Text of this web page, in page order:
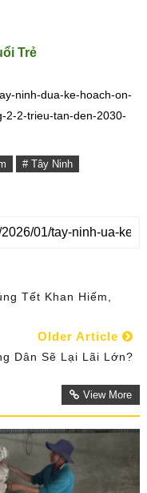
Trẻ
ninh-dua-ke-hoach-on-
2-2-trieu-tan-den-2030-
# Tây Ninh
Tết Khan Hiếm,
Older Article
Dân Sẽ Lại Lãi Lớn?
View More